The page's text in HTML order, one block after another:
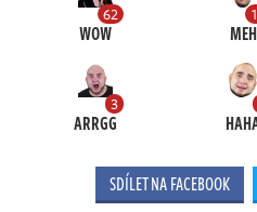
62
WOW MEH
3
ARRGG
SDÍLET NA FACEBOOK